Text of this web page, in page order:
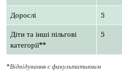
Дорослі 5
Діти та інші пільгові
категорії**
5
*Відвідування є факультативним